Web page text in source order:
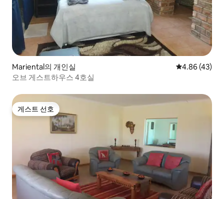
Mariental의 개인실 평점 4.86점(5
4.86 (43)
오브 게스트하우스 4호실
게스트 선호
게스트 선호